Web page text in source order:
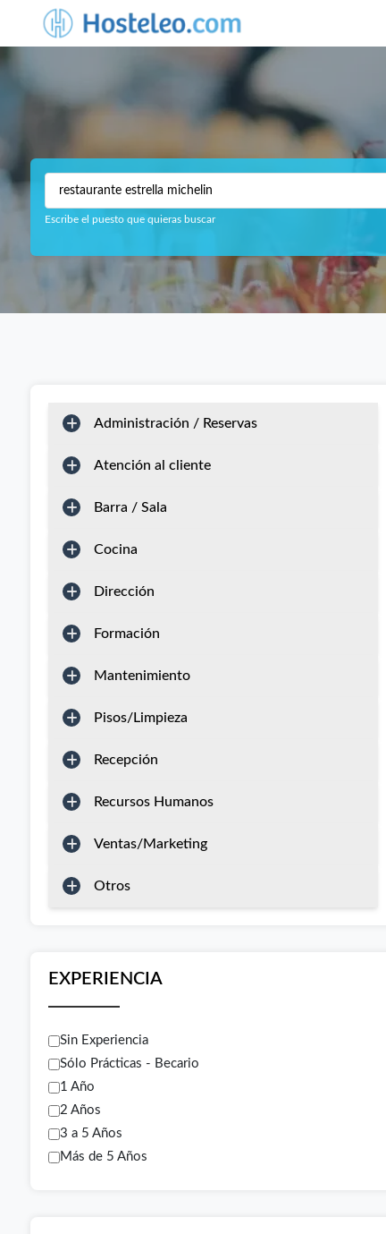
Escribe el puesto que quieras buscar
Administración / Reservas
Atención al cliente
Barra / Sala
Cocina
Dirección
Formación
Mantenimiento
Pisos/Limpieza
Recepción
Recursos Humanos
Ventas/Marketing
Otros
EXPERIENCIA
Sin Experiencia
Sólo Prácticas - Becario
1 Año
2 Años
3 a 5 Años
Más de 5 Años